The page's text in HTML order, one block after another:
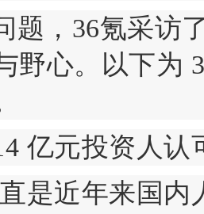
题，36氪采访
野心。以下为
亿元投资人认
是近年来国内